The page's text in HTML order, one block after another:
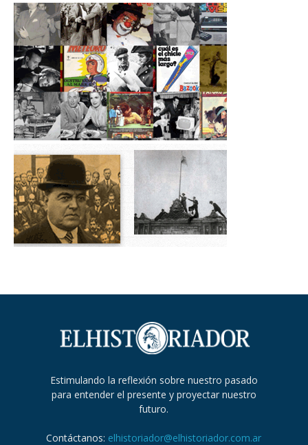
Estimulando la reflexión sobre nuestro pasado
para entender el presente y proyectar nuestro
futuro.
Contáctanos: elhistoriador@elhistoriador.com.ar